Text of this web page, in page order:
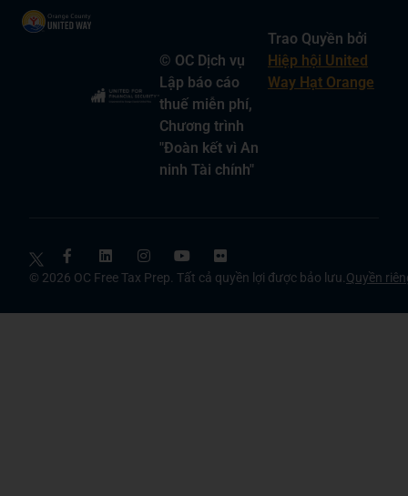
© OC Dịch vụ
Lập báo cáo
thuế miễn phí,
Chương trình
"Đoàn kết vì An
ninh Tài chính"
Trao Quyền bởi
Hiệp hội United
Way Hạt Orange
© 2026 OC Free Tax Prep. Tất cả quyền lợi được bảo lưu. Quyền